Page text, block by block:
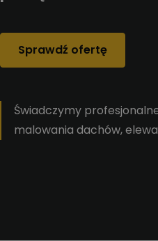
Sprawdź ofertę
Świadczymy
malowania dachów,